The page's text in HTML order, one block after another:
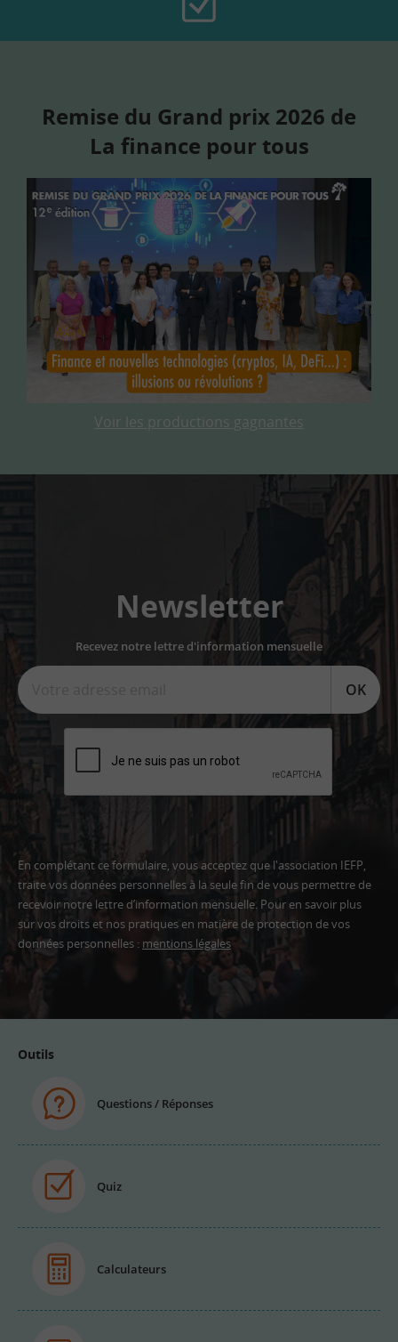
Remise du Grand prix 2026 de
La finance pour tous
Voir les productions gagnantes
Newsletter
Recevez notre lettre d'information mensuelle
OK
En complétant ce formulaire, vous acceptez que l'association IEFP,
traite vos données personnelles à la seule fin de vous permettre de
recevoir notre lettre d’information mensuelle. Pour en savoir plus
sur vos droits et nos pratiques en matière de protection de vos
données personnelles : mentions légales
Outils
Questions / Réponses
Quiz
Calculateurs